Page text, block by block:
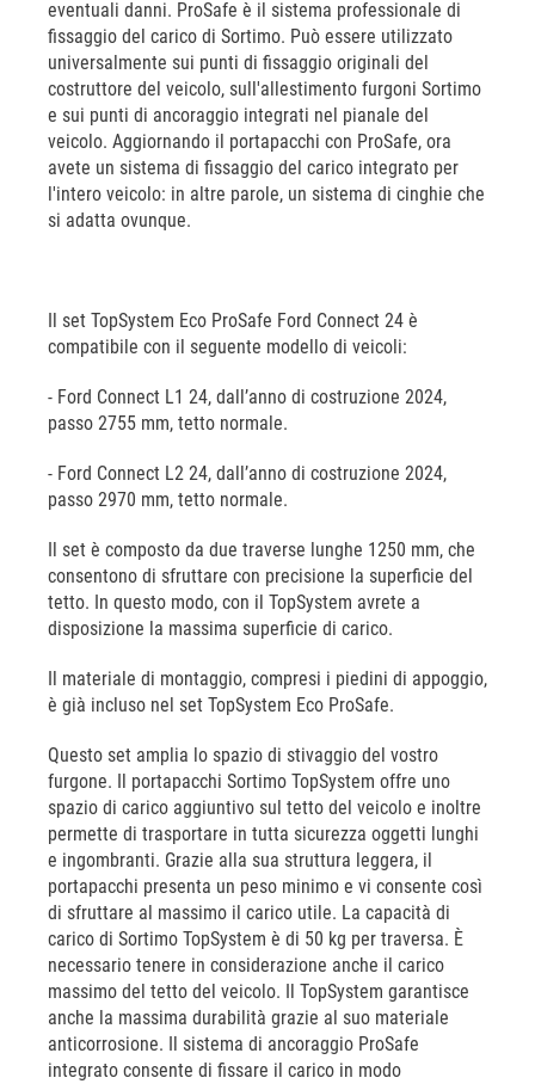
eventuali danni. ProSafe è il sistema professionale di
fissaggio del carico di Sortimo. Può essere utilizzato
universalmente sui punti di fissaggio originali del
costruttore del veicolo, sull'allestimento furgoni Sortimo
e sui punti di ancoraggio integrati nel pianale del
veicolo. Aggiornando il portapacchi con ProSafe, ora
avete un sistema di fissaggio del carico integrato per
l'intero veicolo: in altre parole, un sistema di cinghie che
si adatta ovunque.
Il set TopSystem Eco ProSafe Ford Connect 24 è
compatibile con il seguente modello di veicoli:
- Ford Connect L1 24, dall’anno di costruzione 2024,
passo 2755 mm, tetto normale.
- Ford Connect L2 24, dall’anno di costruzione 2024,
passo 2970 mm, tetto normale.
Il set è composto da due traverse lunghe 1250 mm, che
consentono di sfruttare con precisione la superficie del
tetto. In questo modo, con il TopSystem avrete a
disposizione la massima superficie di carico.
Il materiale di montaggio, compresi i piedini di appoggio,
è già incluso nel set TopSystem Eco ProSafe.
Questo set amplia lo spazio di stivaggio del vostro
furgone. Il portapacchi Sortimo TopSystem offre uno
spazio di carico aggiuntivo sul tetto del veicolo e inoltre
permette di trasportare in tutta sicurezza oggetti lunghi
e ingombranti. Grazie alla sua struttura leggera, il
portapacchi presenta un peso minimo e vi consente così
di sfruttare al massimo il carico utile. La capacità di
carico di Sortimo TopSystem è di 50 kg per traversa. È
necessario tenere in considerazione anche il carico
massimo del tetto del veicolo. Il TopSystem garantisce
anche la massima durabilità grazie al suo materiale
anticorrosione. Il sistema di ancoraggio ProSafe
integrato consente di fissare il carico in modo